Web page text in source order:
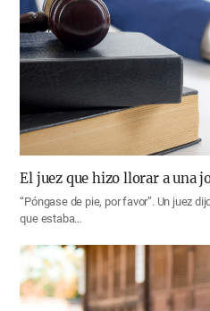
El juez que hizo llorar a una
“Póngase de pie, por favor”. Un juez
que estaba…